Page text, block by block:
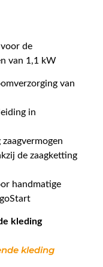
de
van 1,1 kW
van
in
de zaagketting
handmatige
kleding
kleding